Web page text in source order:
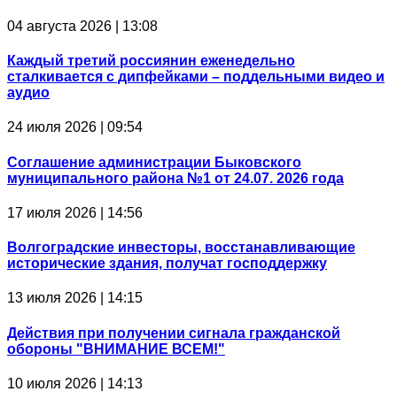
04 августа 2026 | 13:08
Каждый третий россиянин еженедельно
сталкивается с дипфейками – поддельными видео и
аудио
24 июля 2026 | 09:54
Соглашение администрации Быковского
муниципального района №1 от 24.07. 2026 года
17 июля 2026 | 14:56
Волгоградские инвесторы, восстанавливающие
исторические здания, получат господдержку
13 июля 2026 | 14:15
Действия при получении сигнала гражданской
обороны "ВНИМАНИЕ ВСЕМ!"
10 июля 2026 | 14:13